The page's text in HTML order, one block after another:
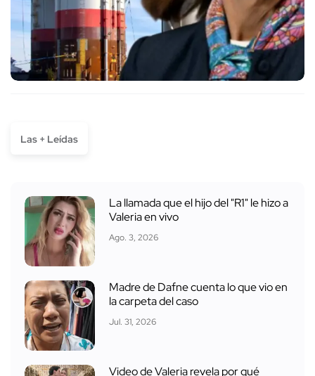
Las + Leídas
La llamada que el hijo del "R1" le hizo a
Valeria en vivo
Ago. 3, 2026
Madre de Dafne cuenta lo que vio en
la carpeta del caso
Jul. 31, 2026
Video de Valeria revela por qué